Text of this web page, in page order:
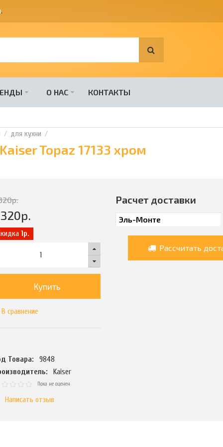
.
О НАС КОНТАКТЫ
для кухни
Topaz 17133 хром
р.
р.
1р.
Купить
В сравнение
Товара:
9848
Kaiser
Пока не оценен
Написать отзыв
Расчет доставки
Рассчитать